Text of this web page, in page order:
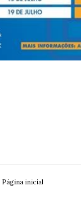
Página inicial